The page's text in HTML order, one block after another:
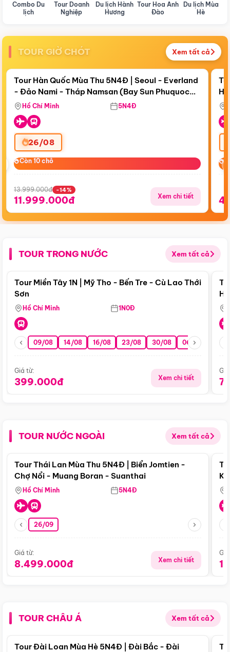
Combo Du
lịch
Tour Doanh
Nghiệp
Du lịch Hành
Hương
Tour Hoa Anh
Đào
Du lịch Mùa
Hè
TOUR GIỜ CHÓT Xem tất cả
Còn19 ngày 07:35:58
Điểm nổi bật
Tour Hàn Quốc Mùa Thu 5N4Đ | Seoul - Everland
- Đảo Nami - Tháp Namsan (Bay Sun Phuquoc
Airways)
Hồ Chí Minh 5N4Đ
26/08
Còn 10 chỗ
Còn 10 chỗ
13.999.000đ -14%
11.999.000đ Xem chi tiết
TOUR TRONG NƯỚC Xem tất cả
Điểm nổi bật
Tour Miền Tây 1N | Mỹ Tho - Bến Tre - Cù Lao Thới
Sơn
Hồ Chí Minh 1N0Đ
09/08 14/08 16/08 23/08 30/08 06/09 13/09
Giá từ:
399.000đ Xem chi tiết
TOUR NƯỚC NGOÀI Xem tất cả
Điểm nổi bật
Tour Thái Lan Mùa Thu 5N4Đ | Biển Jomtien -
Chợ Nổi - Muang Boran - Suanthai
Hồ Chí Minh 5N4Đ
26/09
Giá từ:
8.499.000đ Xem chi tiết
TOUR CHÂU Á Xem tất cả
Điểm nổi bật
Tour Đài Loan Mùa Hè 5N4Đ | Đài Bắc - Đài